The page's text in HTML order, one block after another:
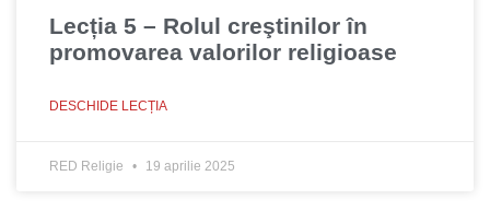
Lecția 5 – Rolul creştinilor în
promovarea valorilor religioase
DESCHIDE LECȚIA
RED Religie 19 aprilie 2025